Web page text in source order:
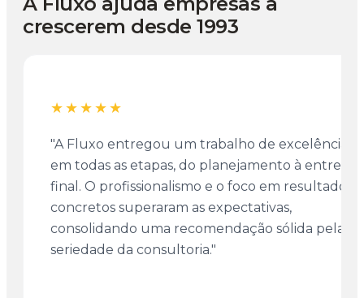
crescerem desde 1993
★★★★★
"A Fluxo entregou um trabalho de excelência
em todas as etapas, do planejamento à entrega
final. O profissionalismo e o foco em resultados
concretos superaram as expectativas,
consolidando uma recomendação sólida pela
seriedade da consultoria."